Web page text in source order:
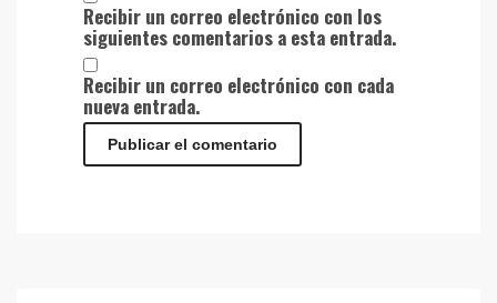
Recibir un correo electrónico con los
siguientes comentarios a esta entrada.
Recibir un correo electrónico con cada
nueva entrada.